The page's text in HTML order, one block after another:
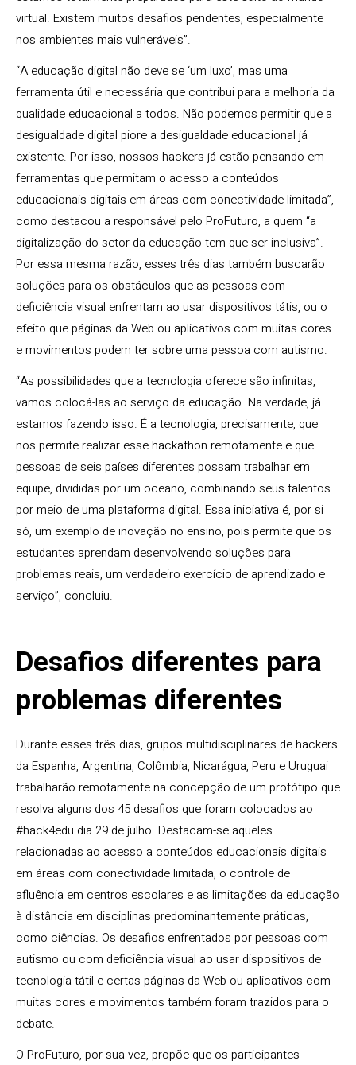
virtual. Existem muitos desafios pendentes, especialmente
nos ambientes mais vulneráveis”.
“A educação digital não deve se ‘um luxo’, mas uma
ferramenta útil e necessária que contribui para a melhoria da
qualidade educacional a todos. Não podemos permitir que a
desigualdade digital piore a desigualdade educacional já
existente. Por isso, nossos hackers já estão pensando em
ferramentas que permitam o acesso a conteúdos
educacionais digitais em áreas com conectividade limitada”,
como destacou a responsável pelo ProFuturo, a quem “a
digitalização do setor da educação tem que ser inclusiva”.
Por essa mesma razão, esses três dias também buscarão
soluções para os obstáculos que as pessoas com
deficiência visual enfrentam ao usar dispositivos tátis, ou o
efeito que páginas da Web ou aplicativos com muitas cores
e movimentos podem ter sobre uma pessoa com autismo.
“As possibilidades que a tecnologia oferece são infinitas,
vamos colocá-las ao serviço da educação. Na verdade, já
estamos fazendo isso. É a tecnologia, precisamente, que
nos permite realizar esse hackathon remotamente e que
pessoas de seis países diferentes possam trabalhar em
equipe, divididas por um oceano, combinando seus talentos
por meio de uma plataforma digital. Essa iniciativa é, por si
só, um exemplo de inovação no ensino, pois permite que os
estudantes aprendam desenvolvendo soluções para
problemas reais, um verdadeiro exercício de aprendizado e
serviço”, concluiu.
Desafios diferentes para
problemas diferentes
Durante esses três dias, grupos multidisciplinares de hackers
da Espanha, Argentina, Colômbia, Nicarágua, Peru e Uruguai
trabalharão remotamente na concepção de um protótipo que
resolva alguns dos 45 desafios que foram colocados ao
#hack4edu dia 29 de julho. Destacam-se aqueles
relacionadas ao acesso a conteúdos educacionais digitais
em áreas com conectividade limitada, o controle de
afluência em centros escolares e as limitações da educação
à distância em disciplinas predominantemente práticas,
como ciências. Os desafios enfrentados por pessoas com
autismo ou com deficiência visual ao usar dispositivos de
tecnologia tátil e certas páginas da Web ou aplicativos com
muitas cores e movimentos também foram trazidos para o
debate.
O ProFuturo, por sua vez, propõe que os participantes